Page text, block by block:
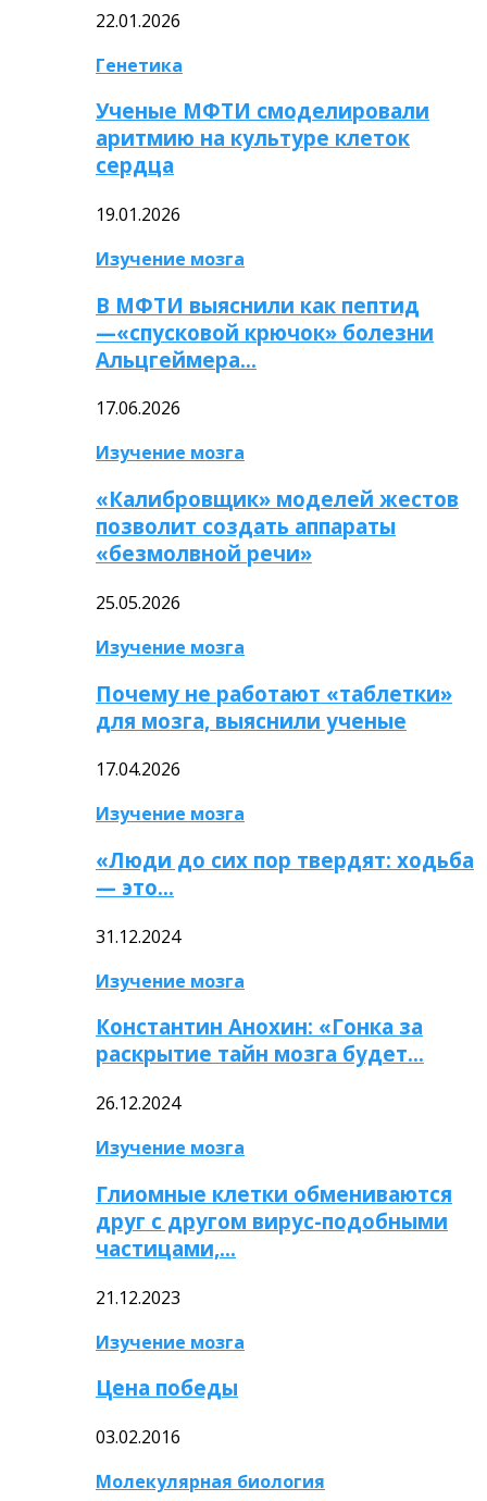
22.01.2026
Генетика
Ученые МФТИ смоделировали
аритмию на культуре клеток
сердца
19.01.2026
Изучение мозга
В МФТИ выяснили как пептид
—«спусковой крючок» болезни
Альцгеймера…
17.06.2026
Изучение мозга
«Калибровщик» моделей жестов
позволит создать аппараты
«безмолвной речи»
25.05.2026
Изучение мозга
Почему не работают «таблетки»
для мозга, выяснили ученые
17.04.2026
Изучение мозга
«Люди до сих пор твердят: ходьба
— это…
31.12.2024
Изучение мозга
Константин Анохин: «Гонка за
раскрытие тайн мозга будет…
26.12.2024
Изучение мозга
Глиомные клетки обмениваются
друг с другом вирус-подобными
частицами,…
21.12.2023
Изучение мозга
Цена победы
03.02.2016
Молекулярная биология